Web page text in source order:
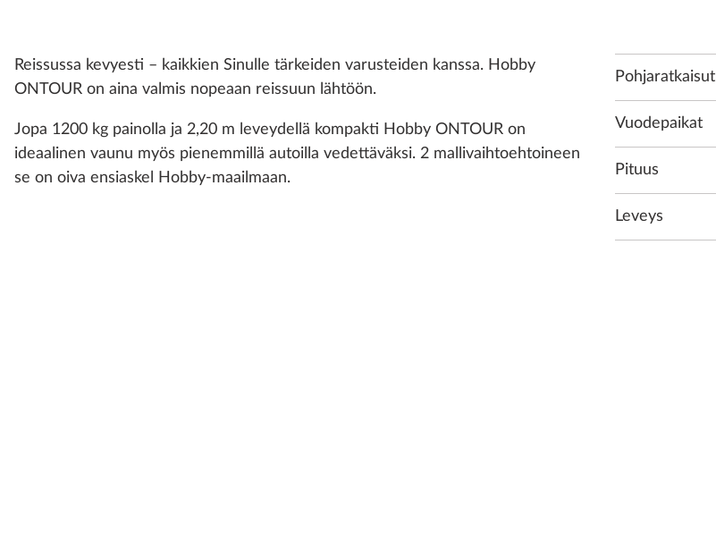
Reissussa kevyesti – kaikkien Sinulle tärkeiden varusteiden kanssa. Hobby
ONTOUR on aina valmis nopeaan reissuun lähtöön.
Jopa 1200 kg painolla ja 2,20 m leveydellä kompakti Hobby ONTOUR on
ideaalinen vaunu myös pienemmillä autoilla vedettäväksi. 2 mallivaihtoehtoineen
se on oiva ensiaskel Hobby-maailmaan.
Pohjaratkaisut
Vuodepaikat
Pituus
Leveys